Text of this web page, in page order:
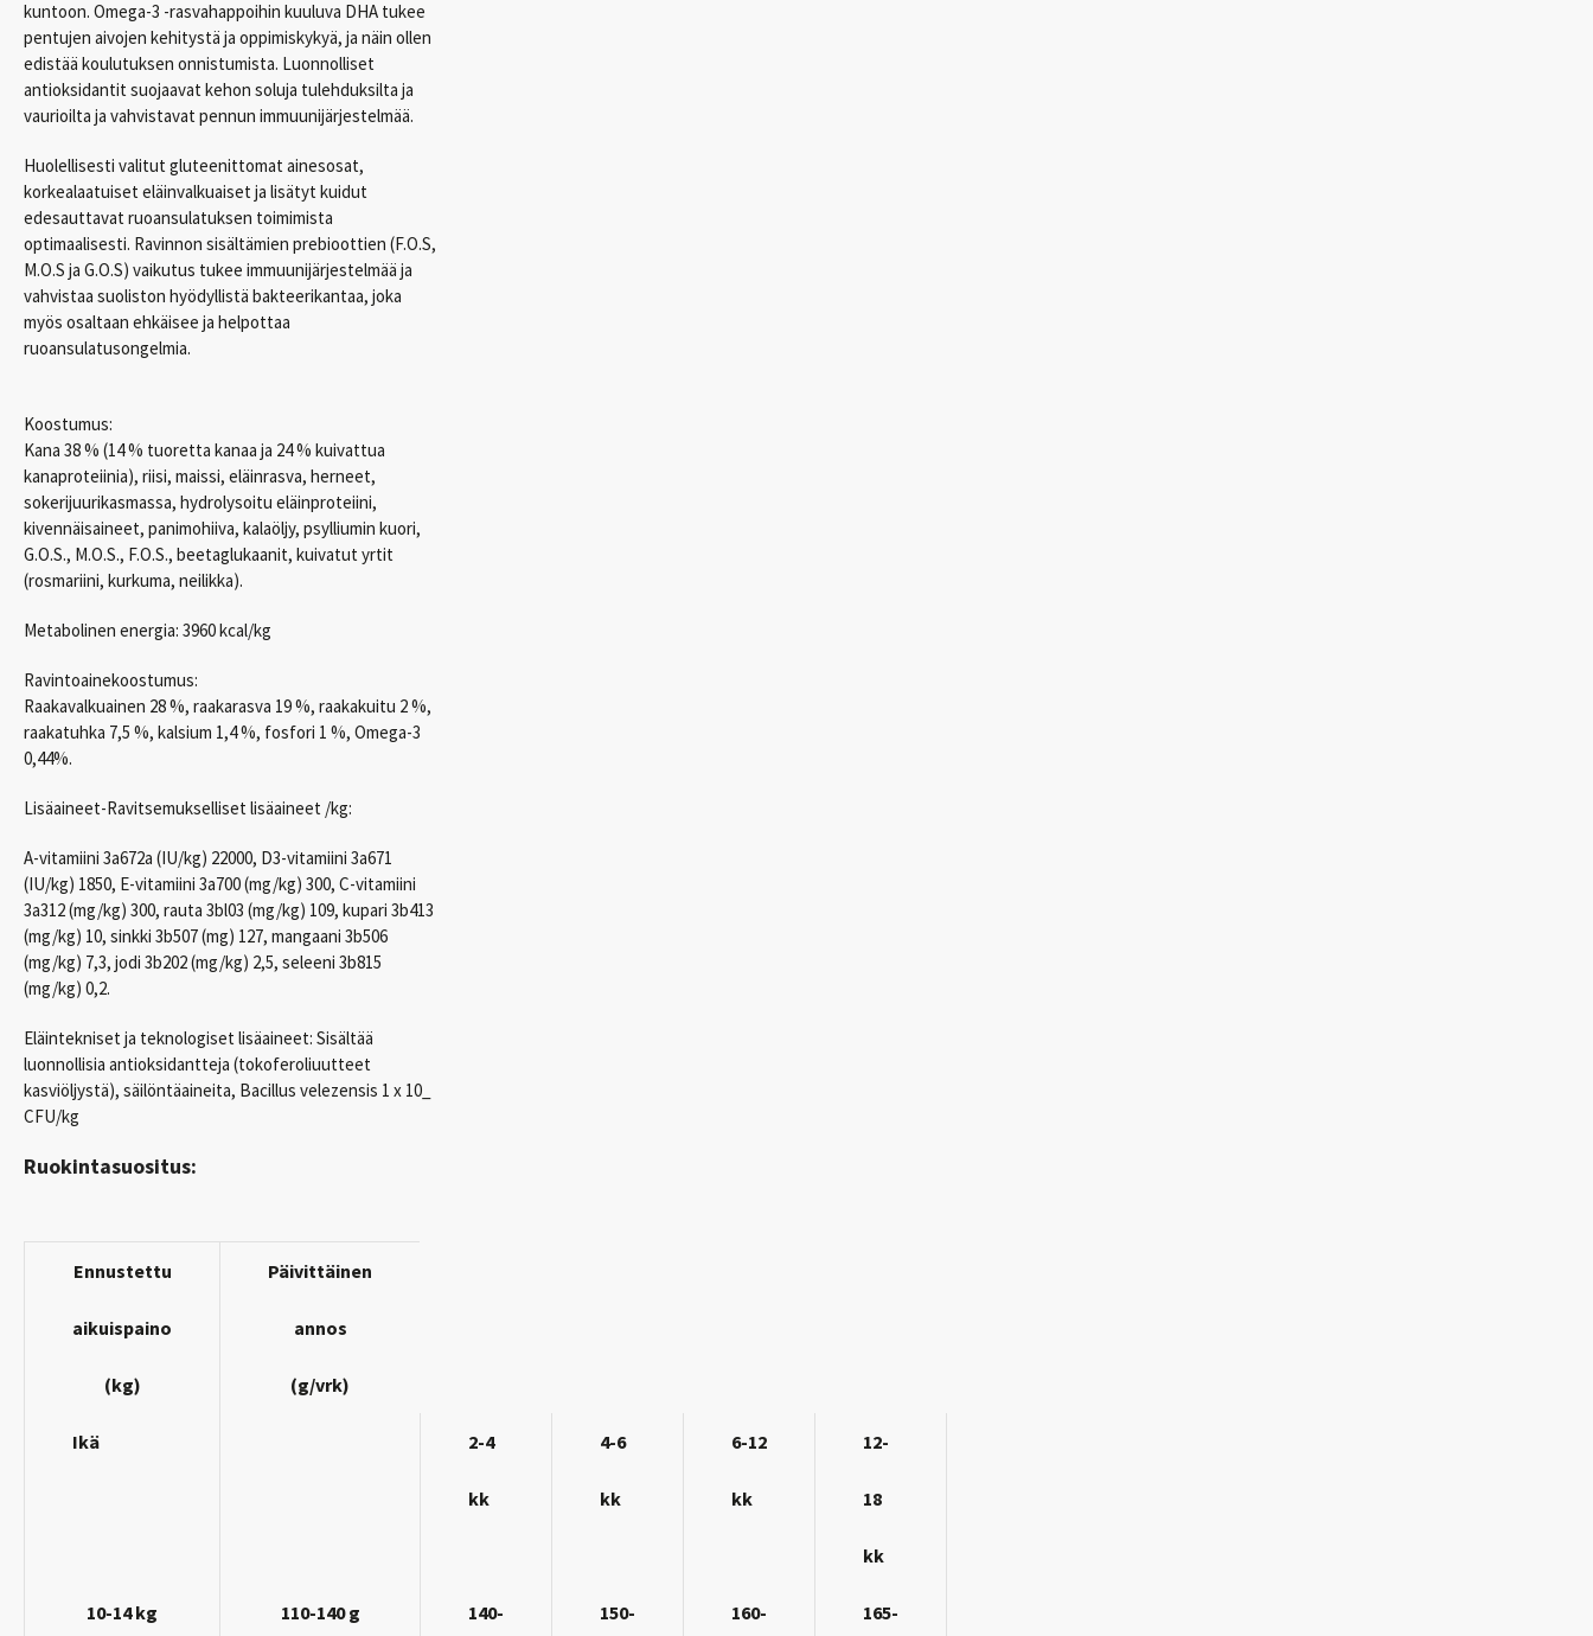
kuntoon. Omega-3 -rasvahappoihin kuuluva DHA tukee
pentujen aivojen kehitystä ja oppimiskykyä, ja näin ollen
edistää koulutuksen onnistumista. Luonnolliset
antioksidantit suojaavat kehon soluja tulehduksilta ja
vaurioilta ja vahvistavat pennun immuunijärjestelmää.
Huolellisesti valitut gluteenittomat ainesosat,
korkealaatuiset eläinvalkuaiset ja lisätyt kuidut
edesauttavat ruoansulatuksen toimimista
optimaalisesti. Ravinnon sisältämien prebioottien (F.O.S,
M.O.S ja G.O.S) vaikutus tukee immuunijärjestelmää ja
vahvistaa suoliston hyödyllistä bakteerikantaa, joka
myös osaltaan ehkäisee ja helpottaa
ruoansulatusongelmia.
Koostumus:
Kana 38 % (14 % tuoretta kanaa ja 24 % kuivattua
kanaproteiinia), riisi, maissi, eläinrasva, herneet,
sokerijuurikasmassa, hydrolysoitu eläinproteiini,
kivennäisaineet, panimohiiva, kalaöljy, psylliumin kuori,
G.O.S., M.O.S., F.O.S., beetaglukaanit, kuivatut yrtit
(rosmariini, kurkuma, neilikka).
Metabolinen energia: 3960 kcal/kg
Ravintoainekoostumus:
Raakavalkuainen 28 %, raakarasva 19 %, raakakuitu 2 %,
raakatuhka 7,5 %, kalsium 1,4 %, fosfori 1 %, Omega-3
0,44%.
Lisäaineet-Ravitsemukselliset lisäaineet /kg:
A-vitamiini 3a672a (IU/kg) 22000, D3-vitamiini 3a671
(IU/kg) 1850, E-vitamiini 3a700 (mg/kg) 300, C-vitamiini
3a312 (mg/kg) 300, rauta 3bl03 (mg/kg) 109, kupari 3b413
(mg/kg) 10, sinkki 3b507 (mg) 127, mangaani 3b506
(mg/kg) 7,3, jodi 3b202 (mg/kg) 2,5, seleeni 3b815
(mg/kg) 0,2.
Eläintekniset ja teknologiset lisäaineet: Sisältää
luonnollisia antioksidantteja (tokoferoliuutteet
kasviöljystä), säilöntäaineita, Bacillus velezensis 1 x 10_
CFU/kg
Ruokintasuositus:
Ennustettu
aikuispaino
(kg)
Päivittäinen
annos
(g/vrk)
Ikä 2-4
kk
4-6
kk
6-12
kk
12-
18
kk
10-14 kg 110-140 g 140- 150- 160- 165-